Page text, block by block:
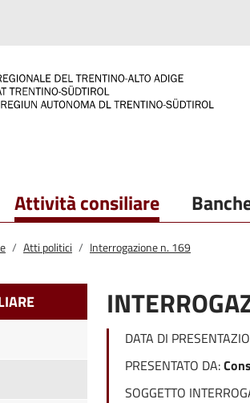
Attività consiliare
Atti politici Interrogazione n. 169
DATA DI
PRESENTATO DA:
SOGGETTO